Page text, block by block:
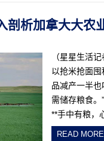
剖析加拿大大农
（星星生活
以抢米抢面
品减产一半
需储存粮食。
**手中有粮，
READ MORE